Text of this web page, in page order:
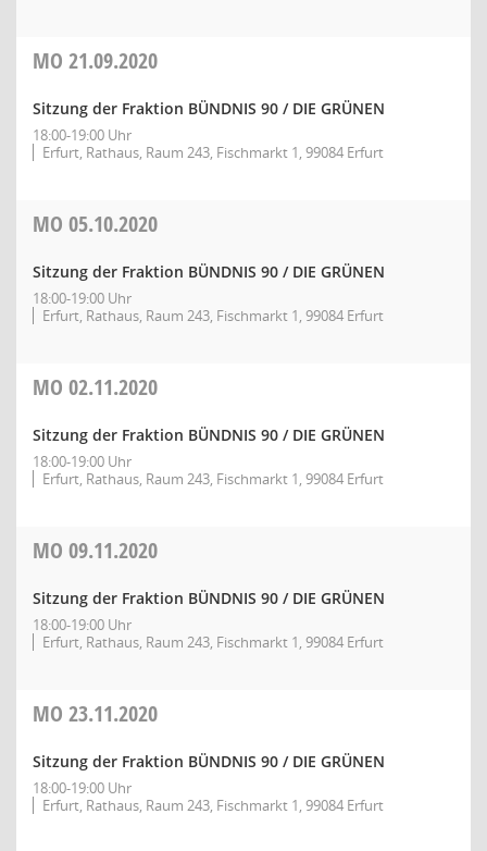
MO 21.09.2020
Sitzung der Fraktion BÜNDNIS 90 / DIE GRÜNEN
18:00-19:00 Uhr
Erfurt, Rathaus, Raum 243, Fischmarkt 1, 99084 Erfurt
MO 05.10.2020
Sitzung der Fraktion BÜNDNIS 90 / DIE GRÜNEN
18:00-19:00 Uhr
Erfurt, Rathaus, Raum 243, Fischmarkt 1, 99084 Erfurt
MO 02.11.2020
Sitzung der Fraktion BÜNDNIS 90 / DIE GRÜNEN
18:00-19:00 Uhr
Erfurt, Rathaus, Raum 243, Fischmarkt 1, 99084 Erfurt
MO 09.11.2020
Sitzung der Fraktion BÜNDNIS 90 / DIE GRÜNEN
18:00-19:00 Uhr
Erfurt, Rathaus, Raum 243, Fischmarkt 1, 99084 Erfurt
MO 23.11.2020
Sitzung der Fraktion BÜNDNIS 90 / DIE GRÜNEN
18:00-19:00 Uhr
Erfurt, Rathaus, Raum 243, Fischmarkt 1, 99084 Erfurt